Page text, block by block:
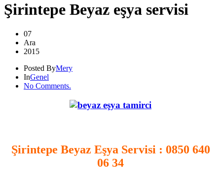
Şirintepe Beyaz eşya servisi
07
Ara
2015
Posted ByMery
InGenel
No Comments.
Şirintepe Beyaz Eşya Servisi: 0850 640
06 34